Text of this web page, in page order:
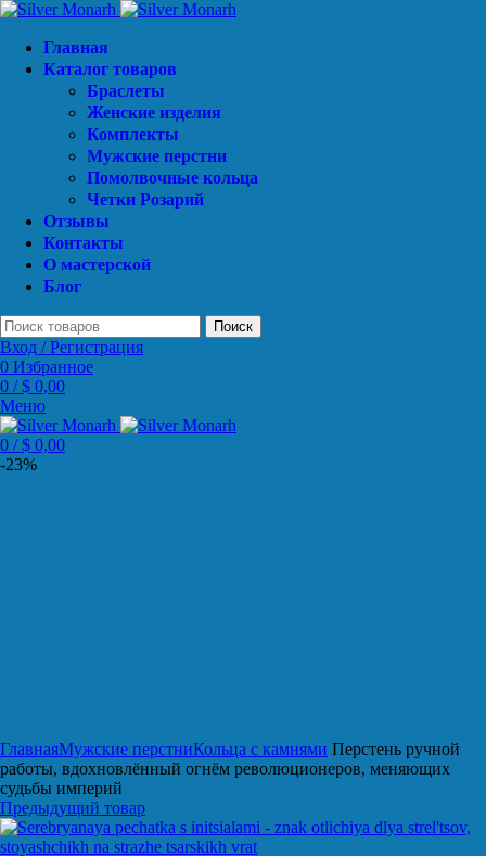
Главная
Каталог товаров
Браслеты
Женские изделия
Комплекты
Мужские перстни
Помолвочные кольца
Четки Розарий
Отзывы
Контакты
О мастерской
Блог
Поиск
Вход / Регистрация
0 Избранное
0 / $ 0,00
Меню
0 / $ 0,00
-23%
ГлавнаяМужские перстниКольца с камнями Перстень ручной
работы, вдохновлённый огнём революционеров, меняющих
судьбы империй
Предыдущий товар